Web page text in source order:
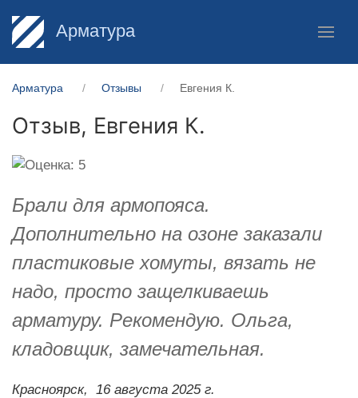
Арматура
Арматура Отзывы Евгения К.
Отзыв, Евгения К.
Брали для армопояса.
Дополнительно на озоне заказали
пластиковые хомуты, вязать не
надо, просто защелкиваешь
арматуру. Рекомендую. Ольга,
кладовщик, замечательная.
Красноярск,
16 августа 2025 г.